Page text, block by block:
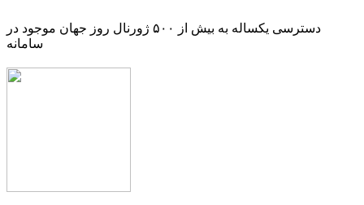
دسترسی یکساله به بیش از ۵۰۰ ژورنال روز جهان موجود در
سامانه